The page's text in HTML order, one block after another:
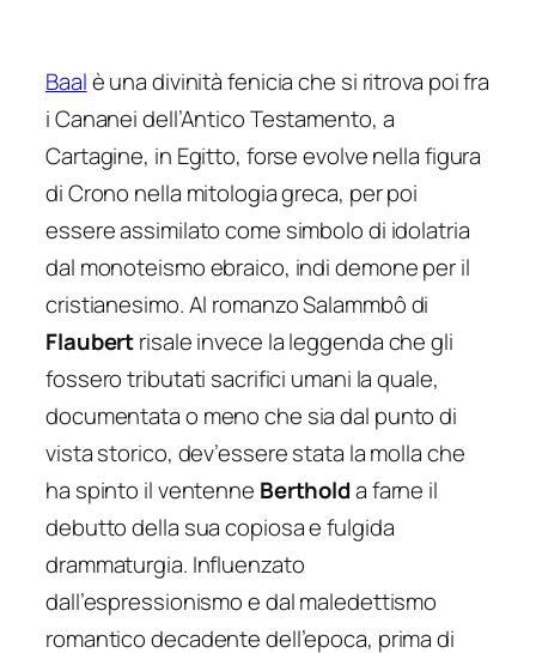
Baalè una divinità fenicia che si ritrova poi fra
i Cananei dell’Antico Testamento, a
Cartagine, in Egitto, forse evolve nella figura
di Crono nella mitologia greca, per poi
essere assimilato come simbolo di idolatria
dal monoteismo ebraico, indi demone per il
cristianesimo. Al romanzoSalammbôdi
Flaubertrisale invece la leggenda che gli
fossero tributati sacrifici umani la quale,
documentata o meno che sia dal punto di
vista storico, dev’essere stata la molla che
ha spinto il ventenne Bertholda farne il
debutto della sua copiosa e fulgida
drammaturgia. Influenzato
dall’espressionismo e dal maledettismo
romantico decadente dell’epoca, prima di